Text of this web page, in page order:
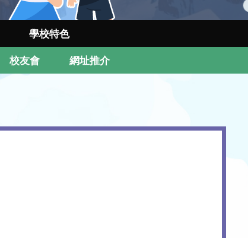
學校特色
校友會 網址推介